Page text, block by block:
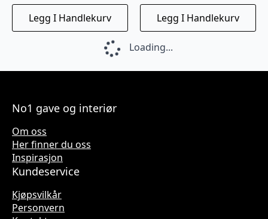
Legg I Handlekurv Legg I Handlekurv
kr119